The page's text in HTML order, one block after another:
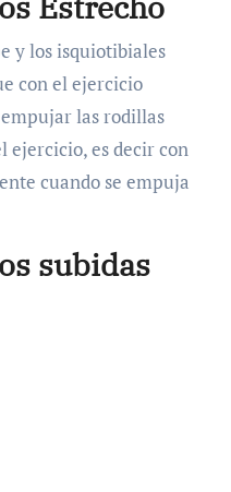
y los isquiotibiales
con el ejercicio
las rodillas
ejercicio, es decir con
cuando se empuja
subidas